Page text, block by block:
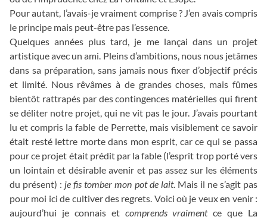
Pour autant, l’avais-je vraiment comprise ? J’en avais compris
le principe mais peut-être pas l’essence.
Quelques années plus tard, je me lançai dans un projet
artistique avec un ami. Pleins d’ambitions, nous nous jetâmes
dans sa préparation, sans jamais nous fixer d’objectif précis
et limité. Nous rêvâmes à de grandes choses, mais fûmes
bientôt rattrapés par des contingences matérielles qui firent
se déliter notre projet, qui ne vit pas le jour. J’avais pourtant
lu et compris la fable de Perrette, mais visiblement ce savoir
était resté lettre morte dans mon esprit, car ce qui se passa
pour ce projet était prédit par la fable (l’esprit trop porté vers
un lointain et désirable avenir et pas assez sur les éléments
du présent) : je fis tomber mon pot de lait. Mais il ne s’agit pas
pour moi ici de cultiver des regrets. Voici où je veux en venir :
aujourd’hui je connais et comprends vraimentce que La